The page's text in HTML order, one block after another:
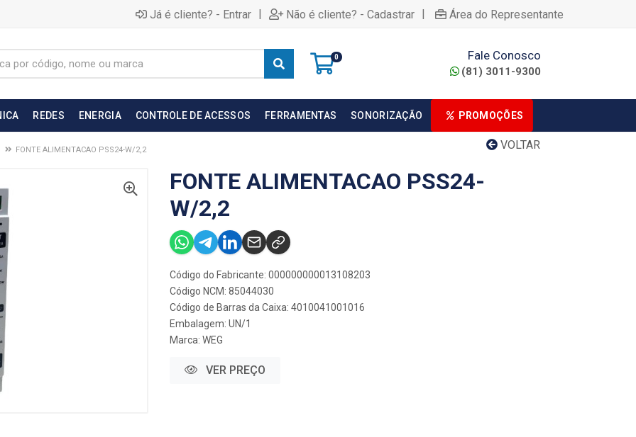
Já é cliente? - Entrar | Não é cliente? - Cadastrar | Área do Representante
0 Fale Conosco
(81) 3011-9300
REDES ENERGIA CONTROLE DE ACESSOS FERRAMENTAS SONORIZAÇÃO PROMOÇÕES
VOLTAR
FONTE ALIMENTACAO PSS24-W/2,2
FONTE ALIMENTACAO PSS24-
W/2,2
Código do Fabricante: 000000000013108203
Código NCM: 85044030
Código de Barras da Caixa: 4010041001016
Embalagem: UN/1
Marca: WEG
VER PREÇO